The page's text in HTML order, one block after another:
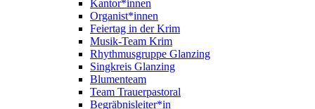
Kantor*innen
Organist*innen
Feiertag in der Krim
Musik-Team Krim
Rhythmusgruppe Glanzing
Singkreis Glanzing
Blumenteam
Team Trauerpastoral
Begräbnisleiter*in